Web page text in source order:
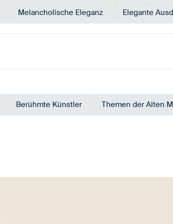
Melancholische Eleganz Elegante
Berühmte Künstler Themen der Alten